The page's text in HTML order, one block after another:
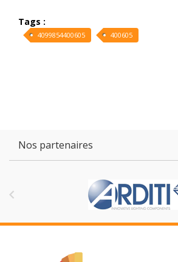
Tags :
4099854400605 400605
Nos partenaires
